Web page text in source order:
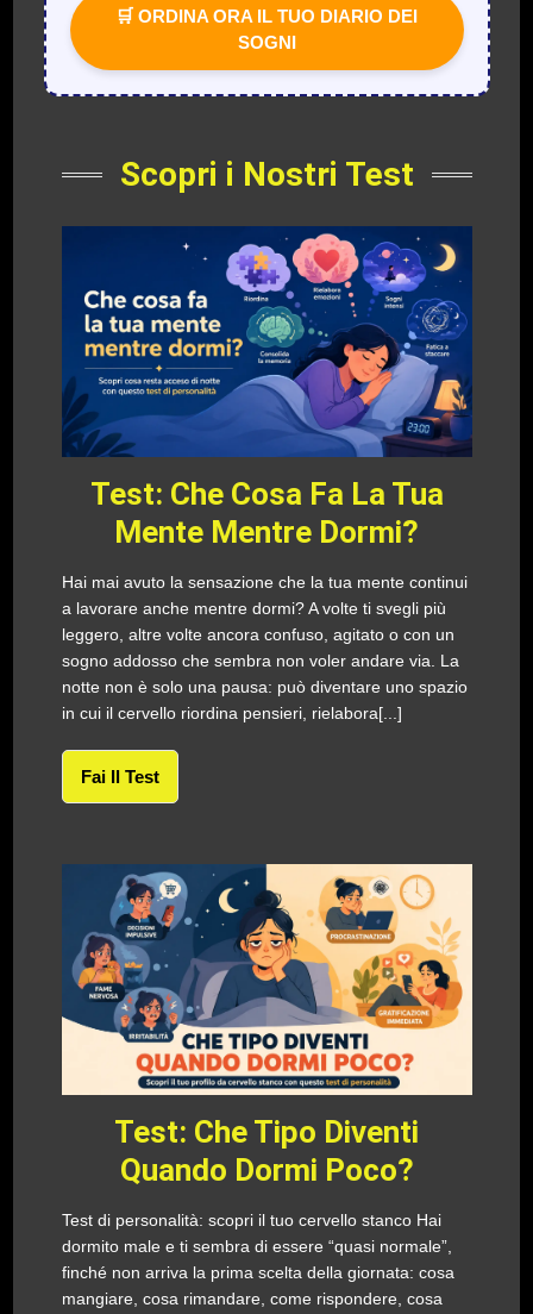
🛒 ORDINA ORA IL TUO DIARIO DEI
SOGNI
Scopri i Nostri Test
Test: Che Cosa Fa La Tua
Mente Mentre Dormi?
Hai mai avuto la sensazione che la tua mente continui
a lavorare anche mentre dormi? A volte ti svegli più
leggero, altre volte ancora confuso, agitato o con un
sogno addosso che sembra non voler andare via. La
notte non è solo una pausa: può diventare uno spazio
in cui il cervello riordina pensieri, rielabora[...]
Fai Il Test
Test: Che Tipo Diventi
Quando Dormi Poco?
Test di personalità: scopri il tuo cervello stanco Hai
dormito male e ti sembra di essere “quasi normale”,
finché non arriva la prima scelta della giornata: cosa
mangiare, cosa rimandare, come rispondere, cosa